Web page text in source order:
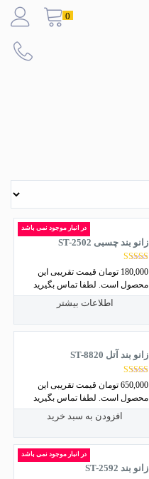
0
در انبار موجود نمی باشد
زانو بند چسبی ST-2502
نمره
4.82
از 5
180,000 تومان قیمت تقریبی این
محصول است. لطفا تماس بگیرید
اطلاعات بیشتر
زانو بند آتل ST-8820
نمره
5.00
از 5
650,000 تومان قیمت تقریبی این
محصول است. لطفا تماس بگیرید
افزودن به سبد خرید
در انبار موجود نمی باشد
زانو بند ST-2592